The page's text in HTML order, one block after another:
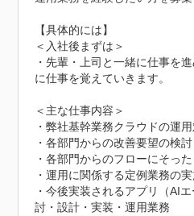
【具体的には】
＜入社後まずは＞
・先輩・上司と一緒に仕事を
に仕事を覚えていきます。
＜主な仕事内容＞
・弊社基幹業務クラウドの運
・各部門からの改善要望の検
・各部門からのフローにそっ
・運用に関係する定例業務の
・今後実装されるアプリ（AI
討・設計・実装・運用業務